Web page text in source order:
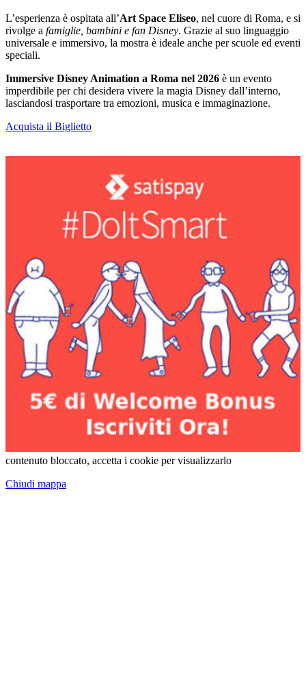
L’esperienza è ospitata all’Art Space Eliseo, nel cuore di Roma, e si
rivolge a famiglie, bambini e fan Disney. Grazie al suo linguaggio
universale e immersivo, la mostra è ideale anche per scuole ed eventi
speciali.
Immersive Disney Animation a Roma nel 2026 è un evento
imperdibile per chi desidera vivere la magia Disney dall’interno,
lasciandosi trasportare tra emozioni, musica e immaginazione.
Acquista il Biglietto
contenuto bloccato, accetta i cookie per visualizzarlo
Chiudi mappa